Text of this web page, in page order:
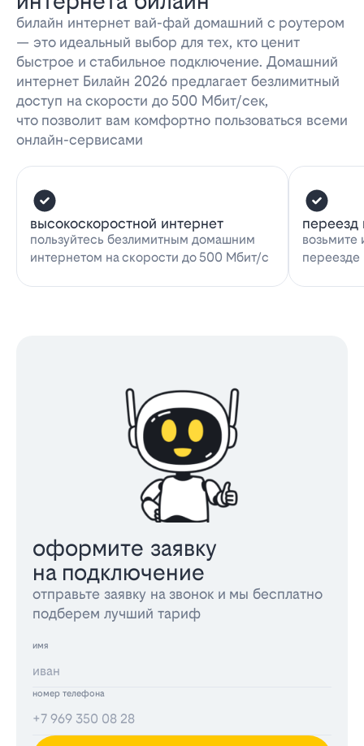
билайн интернет вай-фай домашний с роутером
— это идеальный выбор для тех, кто ценит
быстрое и стабильное подключение. Домашний
интернет Билайн 2026 предлагает безлимитный
доступ на скорости до 500 Мбит/сек,
что позволит вам комфортно пользоваться всеми
онлайн-сервисами
высокоскоростной интернет
пользуйтесь безлимитным домашним
интернетом на скорости до 500 Мбит/с
переезд
возьмите
переезде
оформите заявку
на подключение
отправьте заявку на звонок и мы бесплатно
подберем лучший тариф
имя
номер телефона